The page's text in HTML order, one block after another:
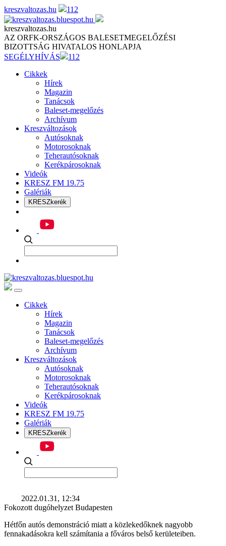
Skip
to
content
kreszvaltozas.hu 112
kreszvaltozas.hu
AZ ORFK-ORSZÁGOS BALESETMEGELŐZÉSI
BIZOTTSÁG HIVATALOS HONLAPJA
SEGÉLYHÍVÁS
112
Cikkek
Hírek
Magazin
Tanácsok
Baleset-megelőzés
Archívum
Kreszváltozások
Autósoknak
Motorosoknak
Teherautósoknak
Kerékpárosoknak
Videók
KRESZ FM 19.75
Galériák
KRESZkerék
Cikkek
Hírek
Magazin
Tanácsok
Baleset-megelőzés
Archívum
Kreszváltozások
Autósoknak
Motorosoknak
Teherautósoknak
Kerékpárosoknak
Videók
KRESZ FM 19.75
Galériák
KRESZkerék
2022.01.31, 12:34
Fokozott dugóhelyzet Budapesten
Hétfőn autós demonstráció miatt a közlekedőknek nagyobb
fennakadásokra kell számítania a főváros belső kerületeiben.